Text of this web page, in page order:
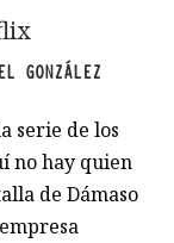
GONZÁLEZ
serie de los
no hay quien
de Dámaso